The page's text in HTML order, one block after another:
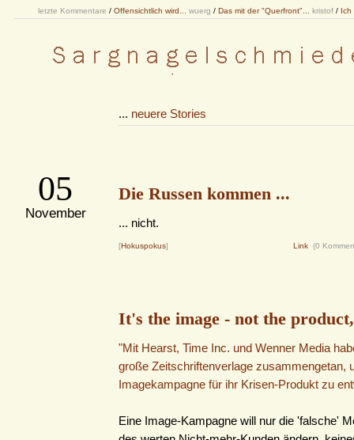
letzte Kommentare / Offensichtlich wird... wuerg / Das mit der "Querfront"... kristof / Ich
... neuere Stories
05
November
Die Russen kommen ...
... nicht.
[Hokuspokus] Link (0
It's the image - not the
"Mit Hearst, Time Inc. und Wenner Media
große Zeitschriftenverlage zusammengetan,
Imagekampagne für ihr Krisen-Produkt zu
Eine Image-Kampagne will nur die 'falsche'